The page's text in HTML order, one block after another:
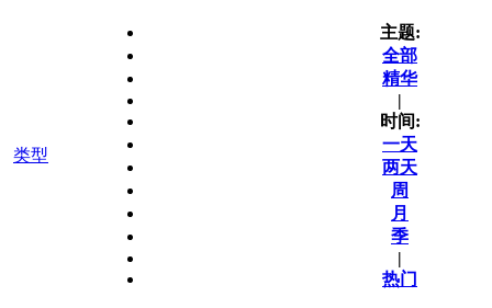
类型
主题:
全部
精华
|
时间:
一天
两天
周
月
季
|
热门